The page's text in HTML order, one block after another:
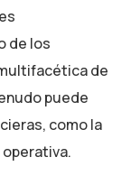
de los
de
puede
como la